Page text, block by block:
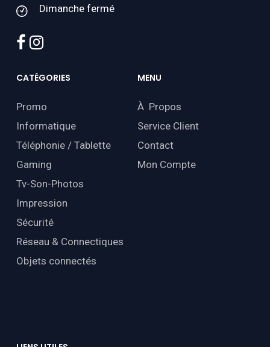
Dimanche fermé
facebook
instagram
CATÉGORIES
Promo
Informatique
Téléphonie / Tablette
Gaming
Tv-Son-Photos
Impression
Sécurité
Réseau & Connectiques
Objets connectés
MENU
À Propos
Service Client
Contact
Mon Compte